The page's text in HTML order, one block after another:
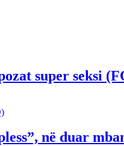
super seksi
në duar